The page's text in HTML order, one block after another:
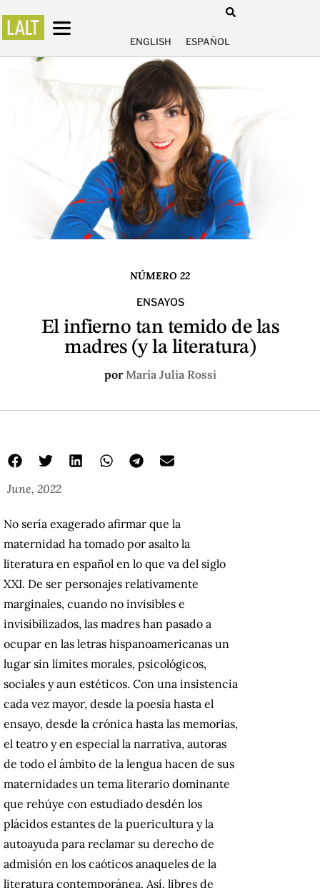
ENGLISH ESPAÑOL
NÚMERO 22
ENSAYOS
El infierno tan temido de las
madres (y la literatura)
por María Julia Rossi
June, 2022
No sería exagerado afirmar que la
maternidad ha tomado por asalto la
literatura en español en lo que va del siglo
XXI. De ser personajes relativamente
marginales, cuando no invisibles e
invisibilizados, las madres han pasado a
ocupar en las letras hispanoamericanas un
lugar sin límites morales, psicológicos,
sociales y aun estéticos. Con una insistencia
cada vez mayor, desde la poesía hasta el
ensayo, desde la crónica hasta las memorias,
el teatro y en especial la narrativa, autoras
de todo el ámbito de la lengua hacen de sus
maternidades un tema literario dominante
que rehúye con estudiado desdén los
plácidos estantes de la puericultura y la
autoayuda para reclamar su derecho de
admisión en los caóticos anaqueles de la
literatura contemporánea. Así, libres de